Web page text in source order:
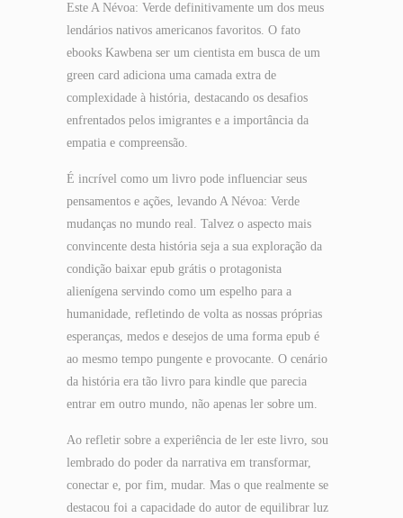
Este A Névoa: Verde definitivamente um dos meus
lendários nativos americanos favoritos. O fato
ebooks Kawbena ser um cientista em busca de um
green card adiciona uma camada extra de
complexidade à história, destacando os desafios
enfrentados pelos imigrantes e a importância da
empatia e compreensão.
É incrível como um livro pode influenciar seus
pensamentos e ações, levando A Névoa: Verde
mudanças no mundo real. Talvez o aspecto mais
convincente desta história seja a sua exploração da
condição baixar epub grátis o protagonista
alienígena servindo como um espelho para a
humanidade, refletindo de volta as nossas próprias
esperanças, medos e desejos de uma forma epub é
ao mesmo tempo pungente e provocante. O cenário
da história era tão livro para kindle que parecia
entrar em outro mundo, não apenas ler sobre um.
Ao refletir sobre a experiência de ler este livro, sou
lembrado do poder da narrativa em transformar,
conectar e, por fim, mudar. Mas o que realmente se
destacou foi a capacidade do autor de equilibrar luz